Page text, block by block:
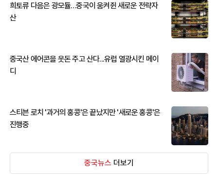
희토류 다음은 광모듈…중국이 움켜쥔 새로운 전략자
산
중국산 에어콘을 웃돈 주고 산다...유럽 열광시킨 메이
디
스티븐 로치 '과거의 홍콩'은 끝났지만 '새로운 홍콩'은
진행중
중국뉴스 더보기